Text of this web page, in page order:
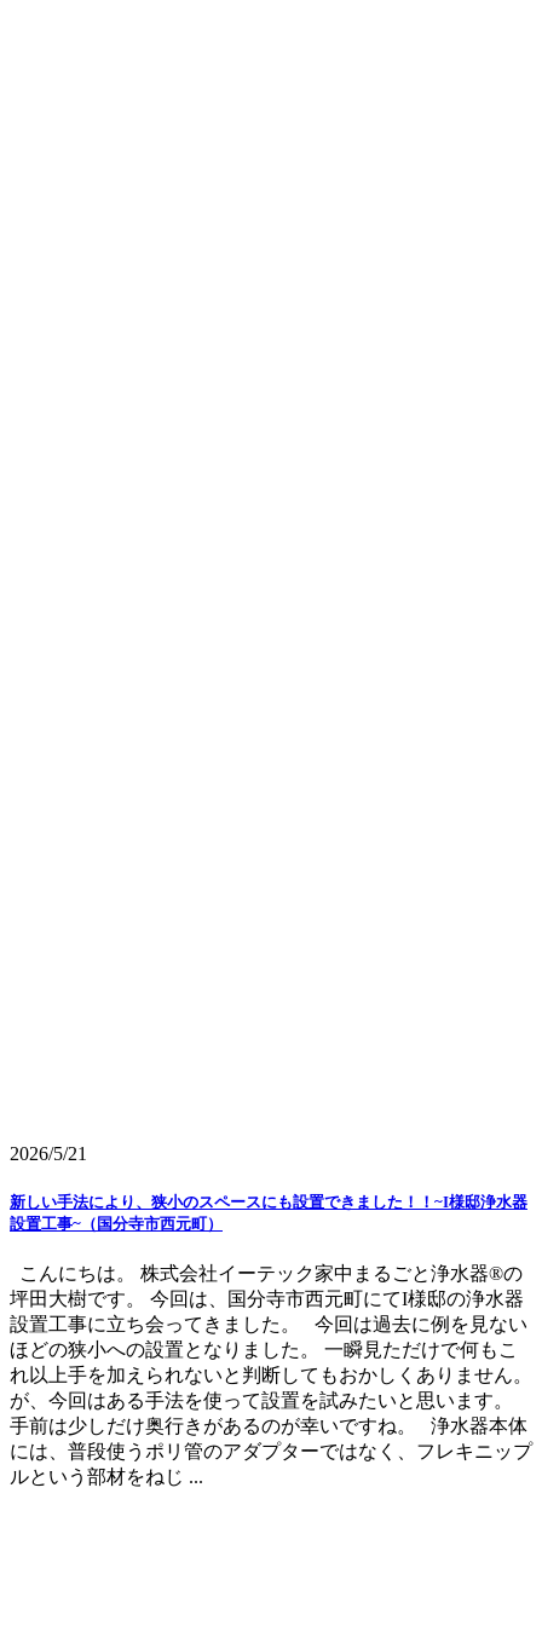
2026/5/21
新しい手法により、狭小のスペースにも設置できました！！~I様邸浄水器
設置工事~（国分寺市西元町）
こんにちは。 株式会社イーテック家中まるごと浄水器®の
坪田大樹です。 今回は、国分寺市西元町にてI様邸の浄水器
設置工事に立ち会ってきました。 今回は過去に例を見ない
ほどの狭小への設置となりました。 一瞬見ただけで何もこ
れ以上手を加えられないと判断してもおかしくありません。
が、今回はある手法を使って設置を試みたいと思います。
手前は少しだけ奥行きがあるのが幸いですね。 浄水器本体
には、普段使うポリ管のアダプターではなく、フレキニップ
ルという部材をねじ ...